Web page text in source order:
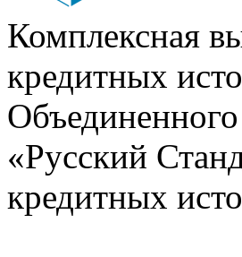
Комплексная
кредитных
«Русский
кредитных